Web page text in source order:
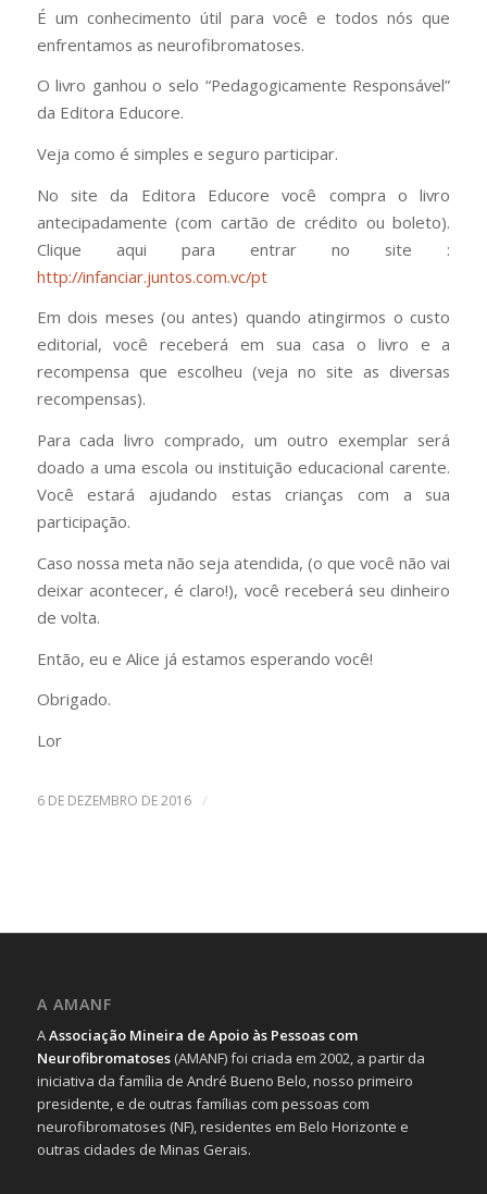
É um conhecimento útil para você e todos nós que
enfrentamos as neurofibromatoses.
O livro ganhou o selo “Pedagogicamente Responsável”
da Editora Educore.
Veja como é simples e seguro participar.
No site da Editora Educore você compra o livro
antecipadamente (com cartão de crédito ou boleto).
Clique aqui para entrar no site :
http://infanciar.juntos.com.vc/pt
Em dois meses (ou antes) quando atingirmos o custo
editorial, você receberá em sua casa o livro e a
recompensa que escolheu (veja no site as diversas
recompensas).
Para cada livro comprado, um outro exemplar será
doado a uma escola ou instituição educacional carente.
Você estará ajudando estas crianças com a sua
participação.
Caso nossa meta não seja atendida, (o que você não vai
deixar acontecer, é claro!), você receberá seu dinheiro
de volta.
Então, eu e Alice já estamos esperando você!
Obrigado.
Lor
6 DE DEZEMBRO DE 2016 /
A AMANF
AAssociação Mineira de Apoio às Pessoas com
Neurofibromatoses(AMANF) foi criada em 2002, a partir da
iniciativa da família de André Bueno Belo, nosso primeiro
presidente, e de outras famílias com pessoas com
neurofibromatoses (NF), residentes em Belo Horizonte e
outras cidades de Minas Gerais.